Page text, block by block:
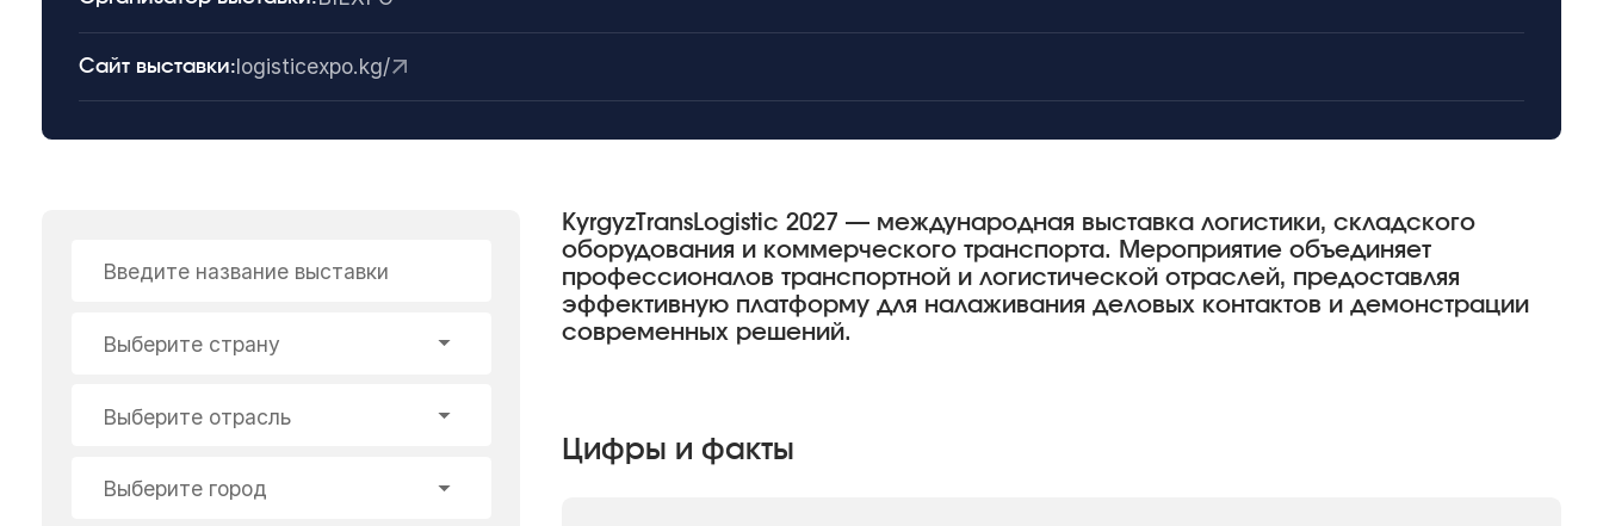
Сайт выставки:logisticexpo.kg/
Введите название выставки
Выберите страну
Выберите отрасль
Выберите город
KyrgyzTransLogistic 2027 — международная выставка логистики, складского
оборудования и коммерческого транспорта. Мероприятие объединяет
профессионалов транспортной и логистической отраслей, предоставляя
эффективную платформу для налаживания деловых контактов и демонстрации
современных решений.
Цифры и факты